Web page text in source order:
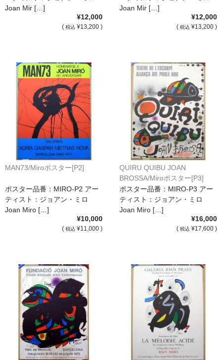
お問い合わせフォーム
ショップ
For overseas customers
会社案内
サイトマップ
オーダーメイド額装
額装のご相談・注文方法
額装参考作品
ショップ
Joan Mir […]
¥12,000
( 税込 ¥13,200 )
Joan Mir […]
¥12,000
( 税込 ¥13,200 )
MAN73/Miroポスター[P2]
ポスター品番：MIRO-P2 アー
ティスト：ジョアン・ミロ
Joan Miro […]
¥10,000
( 税込 ¥11,000 )
QUIRU QUIBU JOAN
BROSSA/Miroポスター[P3]
ポスター品番：MIRO-P3 アー
ティスト：ジョアン・ミロ
Joan Miro […]
¥16,000
( 税込 ¥17,600 )